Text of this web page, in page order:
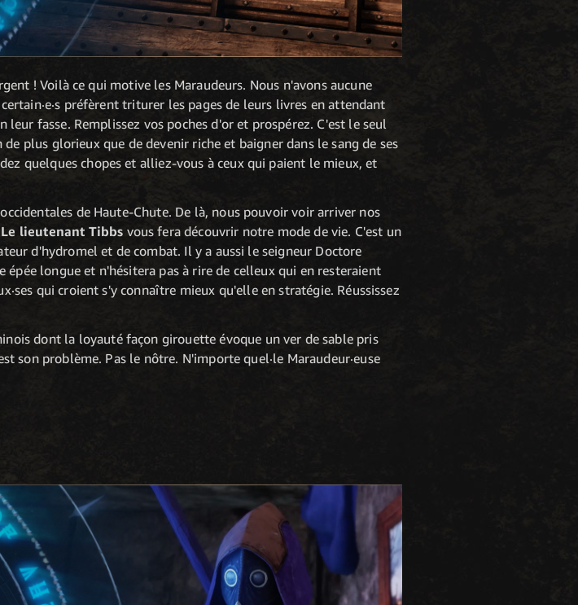
! Voilà ce qui motive les Maraudeurs. Nous n'avons aucune
préfèrent triturer les pages de leurs livres en attendant
fasse. Remplissez vos poches d'or et prospérez. C'est le seul
plus glorieux que de devenir riche et baigner dans le sang de ses
quelques chopes et alliez-vous à ceux qui paient le mieux, et
de Haute-Chute. De là, nous pouvoir voir arriver nos
Le lieutenant Tibbs vous fera découvrir notre mode de vie. C'est un
d'hydromel et de combat. Il y a aussi le seigneur Doctore
longue et n'hésitera pas à rire de celleux qui en resteraient
qui croient s'y connaître mieux qu'elle en stratégie. Réussissez
dont la loyauté façon girouette évoque un ver de sable pris
son problème. Pas le nôtre. N'importe quel·le Maraudeur·euse